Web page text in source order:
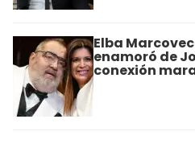
Elba
enamoró de
conexión